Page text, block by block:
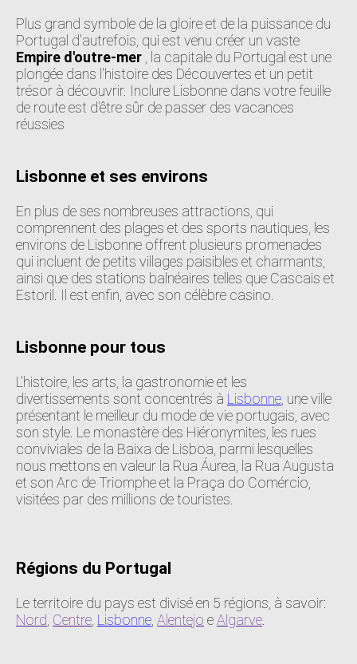
Plus grand symbole de la gloire et de la puissance du
Portugal d'autrefois, qui est venu créer un vaste
Empire d'outre-mer
, la capitale du Portugal est une
plongée dans l'histoire des Découvertes et un petit
trésor à découvrir. Inclure Lisbonne dans votre feuille
de route est d'être sûr de passer des vacances
réussies
Lisbonne et ses environs
En plus de ses nombreuses attractions, qui
comprennent des plages et des sports nautiques, les
environs de Lisbonne offrent plusieurs promenades
qui incluent de petits villages paisibles et charmants,
ainsi que des stations balnéaires telles que Cascais et
Estoril. Il est enfin, avec son célèbre casino.
Lisbonne pour tous
L'histoire, les arts, la gastronomie et les
divertissements sont concentrés à Lisbonne, une ville
présentant le meilleur du mode de vie portugais, avec
son style. Le monastère des Hiéronymites, les rues
conviviales de la Baixa de Lisboa, parmi lesquelles
nous mettons en valeur la Rua Áurea, la Rua Augusta
et son Arc de Triomphe et la Praça do Comércio,
visitées par des millions de touristes.
Régions du Portugal
Le territoire du pays est divisé en 5 régions, à savoir:
Nord, Centre, Lisbonne, Alentejo eAlgarve.